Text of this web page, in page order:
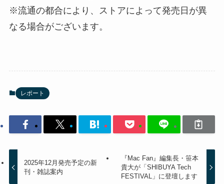
※流通の都合により、ストアによって発売日が異
なる場合がございます。
レポート
2025年12月発売予定の新
刊・雑誌案内
『Mac Fan』編集長・笹本
貴大が「SHIBUYA Tech
FESTIVAL」に登壇します